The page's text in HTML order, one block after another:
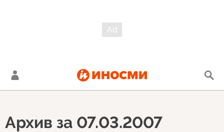
Архив за 07.03.2007